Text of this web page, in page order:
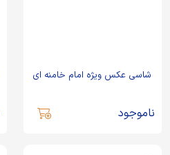
شاسی عکس ویژه امام خامنه ای
ناموجود